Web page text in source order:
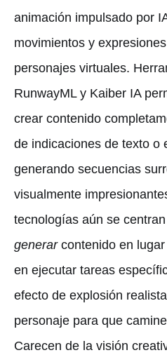
animación impulsado por
movimientos y
personajes virtuales.
RunwayML y Kaiber IA
crear contenido
de indicaciones de texto o
generando secuencias
visualmente
tecnologías aún se
generarcontenido en
en ejecutar tareas
efecto de explosión
personaje para que
Carecen de la visión